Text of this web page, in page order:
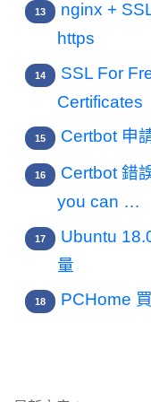
nginx +
https
SSL For
Certificates
Certbot 申
Certbot 錯
you can …
Ubuntu
量
PCHome